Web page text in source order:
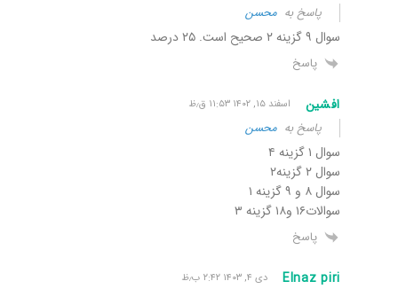
پاسخ به محسن
سوال ۹ گزینه ۲ صحیح است. ۲۵ درصد
پاسخ
افشین اسفند ۱۵, ۱۴۰۲ ۱۱:۵۳ ق٫ظ
پاسخ به محسن
سوال ۱ گزینه ۴
سوال ۲ گزینه۲
سوال ۸ و ۹ گزینه ۱
سوالات۱۶ و۱۸ گزینه ۳
پاسخ
Elnaz piri دی ۴, ۱۴۰۳ ۲:۴۲ ب٫ظ